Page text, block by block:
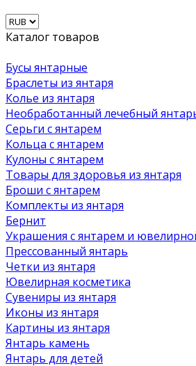
Каталог товаров
Бусы янтарные
Браслеты из янтаря
Колье из янтаря
Необработанный лечебный
Серьги с янтарем
Кольца с янтарем
Кулоны с янтарем
Товары для здоровья из янтаря
Броши с янтарем
Комплекты из янтаря
Бернит
Украшения с янтарем и
Прессованный янтарь
Четки из янтаря
Ювелирная косметика
Сувениры из янтаря
Иконы из янтаря
Картины из янтаря
Янтарь камень
Янтарь для детей